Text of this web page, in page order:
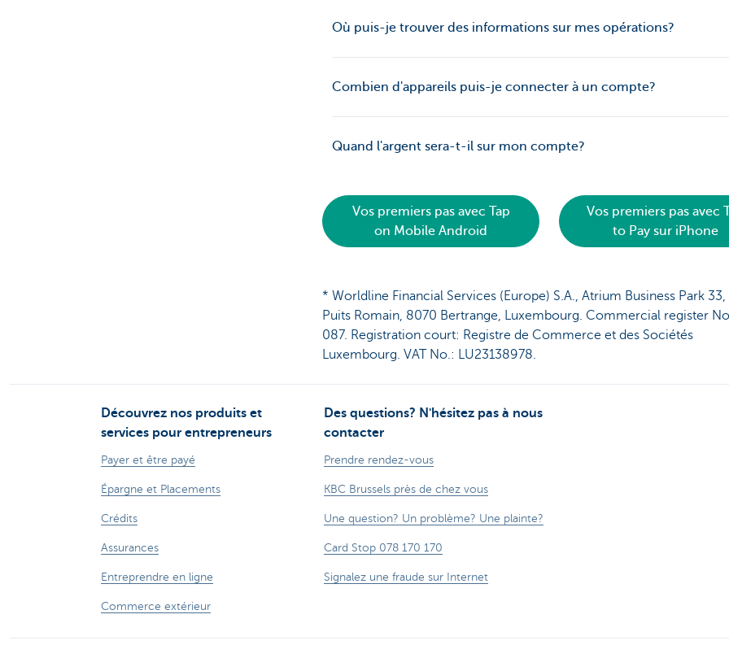
Où puis-je trouver des informations sur mes opérations?
Combien d'appareils puis-je connecter à un compte?
Quand l'argent sera-t-il sur mon compte?
Vos premiers pas avec Tap
on Mobile Android
Vos premiers pas avec
to Pay sur iPhone
* Worldline Financial Services (Europe) S.A., Atrium Business Park
Puits Romain, 8070 Bertrange, Luxembourg. Commercial register
087. Registration court: Registre de Commerce et des Sociétés
Luxembourg. VAT No.: LU23138978.
Découvrez nos produits et
services pour entrepreneurs
Payer et être payé
Épargne et Placements
Crédits
Assurances
Entreprendre en ligne
Commerce extérieur
Des questions? N'hésitez pas à nous
contacter
Prendre rendez-vous
KBC Brussels près de chez vous
Une question? Un problème? Une plainte?
Card Stop 078 170 170
Signalez une fraude sur Internet